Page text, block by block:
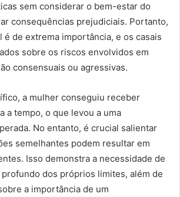
sem considerar o bem-estar do
consequências prejudiciais. Portanto,
é de extrema importância, e os casais
sobre os riscos envolvidos em
consensuais ou agressivas.
a mulher conseguiu receber
a tempo, o que levou a uma
No entanto, é crucial salientar
semelhantes podem resultar em
Isso demonstra a necessidade de
dos próprios limites, além de
a importância de um